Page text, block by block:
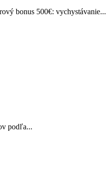
bonus 500€: vychystávanie...
podľa...